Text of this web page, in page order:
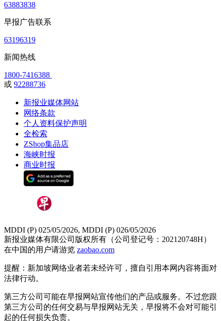
63883838
早报广告联系
63196319
新闻热线
1800-7416388
或 92288736
新报业媒体网站
网络条款
个人资料保护声明
全检索
ZShop集品店
海峡时报
商业时报
MDDI (P) 025/05/2026, MDDI (P) 026/05/2026
新报业媒体有限公司版权所有（公司登记号：202120748H）
在中国的用户请游览 zaobao.com
提醒：新加坡网络业者若未经许可，擅自引用本网内容将面对
法律行动。
第三方公司可能在早报网站宣传他们的产品或服务。不过您跟
第三方公司的任何交易与早报网站无关，早报将不会对可能引
起的任何损失负责。